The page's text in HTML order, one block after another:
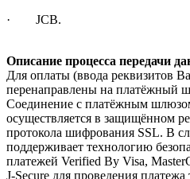
· JCB.
Описание процесса передачи
Для оплаты (ввода реквизитов
перенаправлены на
Соединение с платёжным
осуществляется в защищённом
протокола шифрования SSL. В
поддерживает технологию
платежей Verified By Visa,
J-Secure для проведения